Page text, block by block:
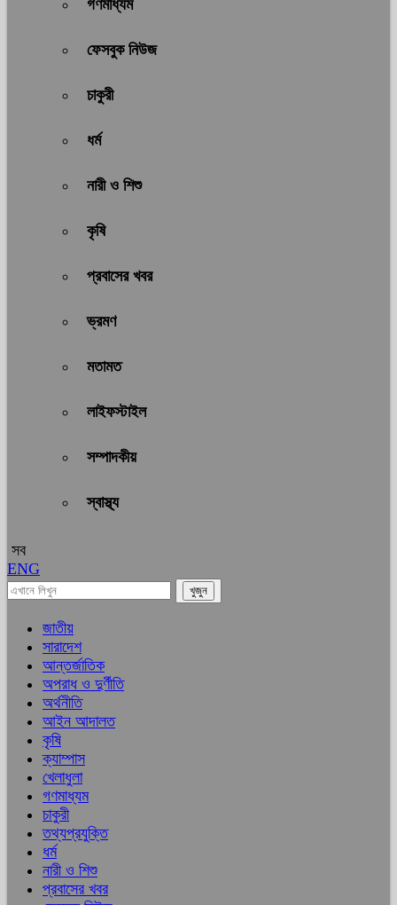
গণমাধ্যম
ফেসবুক নিউজ
চাকুরী
ধর্ম
নারী ও শিশু
কৃষি
প্রবাসের খবর
ভ্রমণ
মতামত
লাইফস্টাইল
সম্পাদকীয়
স্বাস্থ্য
সব
ENG
জাতীয়
সারাদেশ
আন্তর্জাতিক
অপরাধ ও দুর্ণীতি
অর্থনীতি
আইন আদালত
কৃষি
ক্যাম্পাস
খেলাধুলা
গণমাধ্যম
চাকুরী
তথ্যপ্রযুক্তি
ধর্ম
নারী ও শিশু
প্রবাসের খবর